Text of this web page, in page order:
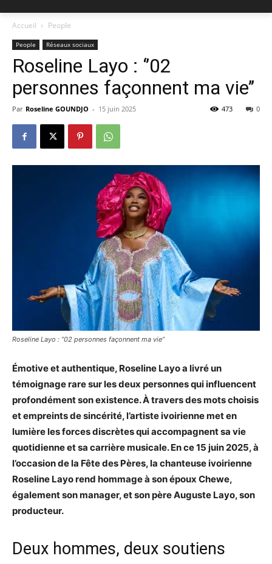
Accueil People
People Réseaux sociaux
Roseline Layo : ‘’02
personnes façonnent ma vie’’
Par Roseline GOUNDJO - 15 juin 2025 0
473
Roseline Layo : ‘’02 personnes façonnent ma vie’’
Émotive et authentique, Roseline Layo a livré un
témoignage rare sur les deux personnes qui influencent
profondément son existence. À travers des mots choisis
et empreints de sincérité, l’artiste ivoirienne met en
lumière les forces discrètes qui accompagnent sa vie
quotidienne et sa carrière musicale. En ce 15 juin 2025, à
l’occasion de la Fête des Pères, la chanteuse ivoirienne
Roseline Layo rend hommage à son époux Chewe,
également son manager, et son père Auguste Layo, son
producteur.
Deux hommes, deux soutiens